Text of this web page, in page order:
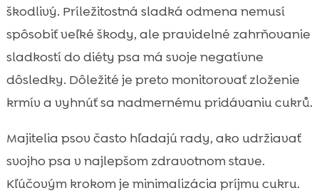
škodlivý. Príležitostná sladká odmena nemusí
spôsobiť veľké škody, ale pravidelné zahrňovanie
sladkostí do diéty psa má svoje negatívne
dôsledky. Dôležité je preto monitorovať zloženie
krmív a vyhnúť sa nadmernému pridávaniu cukrů.
Majitelia psov často hľadajú rady, ako udržiavať
svojho psa v najlepšom zdravotnom stave.
Kľúčovým krokom je minimalizácia príjmu cukru.